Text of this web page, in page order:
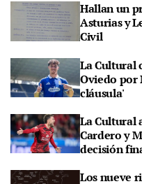
Hallan un
Asturias y
Civil
La Cultural
Oviedo por
cláusula'
La Cultural
Cardero y
decisión
Los nueve